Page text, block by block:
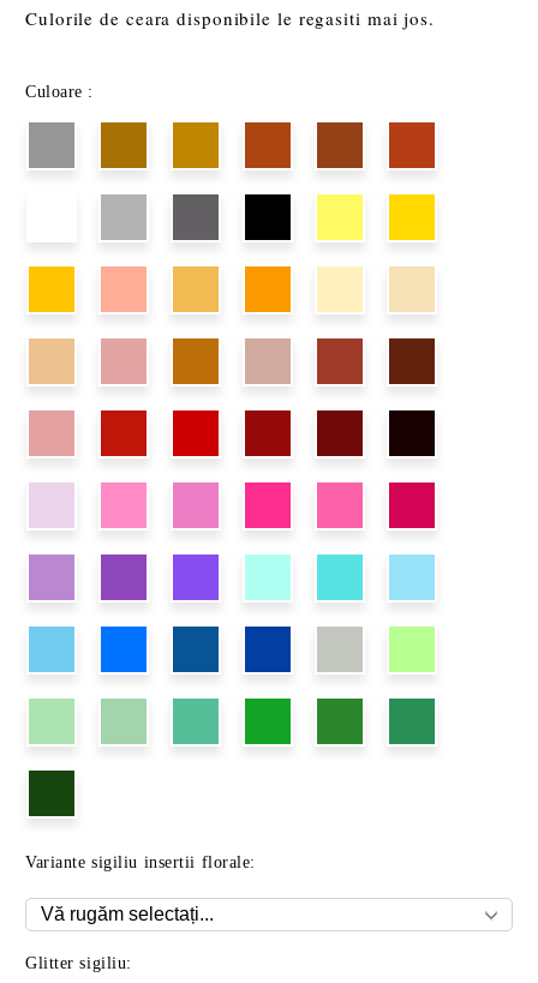
Culorile de ceara disponibile le regasiti mai jos.
Culoare :
Variante sigiliu insertii florale:
Glitter sigiliu: